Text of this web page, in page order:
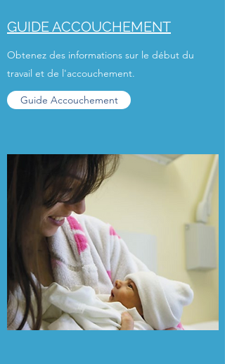
GUIDE ACCOUCHEMENT
Obtenez des informations sur le début du
travail et de l'accouchement.
Guide Accouchement